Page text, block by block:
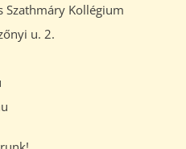
Szathmáry Kollégium
u. 2.